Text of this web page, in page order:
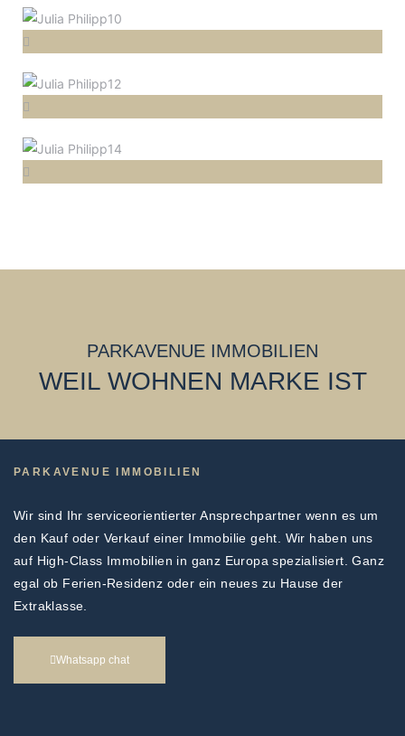
PARKAVENUE IMMOBILIEN
WEIL WOHNEN MARKE IST
PARKAVENUE IMMOBILIEN
Wir sind Ihr serviceorientierter Ansprechpartner wenn es um
den Kauf oder Verkauf einer Immobilie geht. Wir haben uns
auf High-Class Immobilien in ganz Europa spezialisiert. Ganz
egal ob Ferien-Residenz oder ein neues zu Hause der
Extraklasse.
Whatsapp chat